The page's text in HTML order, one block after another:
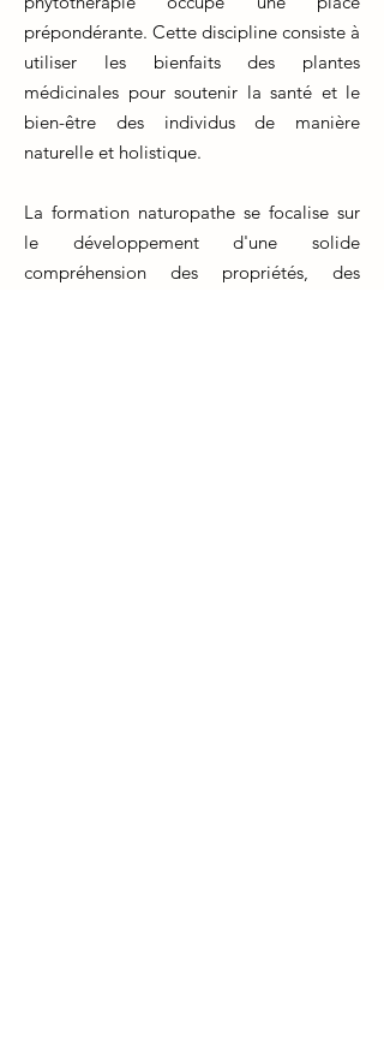
prépondérante. Cette discipline consiste à
utiliser les bienfaits des plantes
médicinales pour soutenir la santé et le
bien-être des individus de manière
naturelle et holistique.
La formation naturopathe se focalise sur
le développement d'une solide
compréhension des propriétés, des